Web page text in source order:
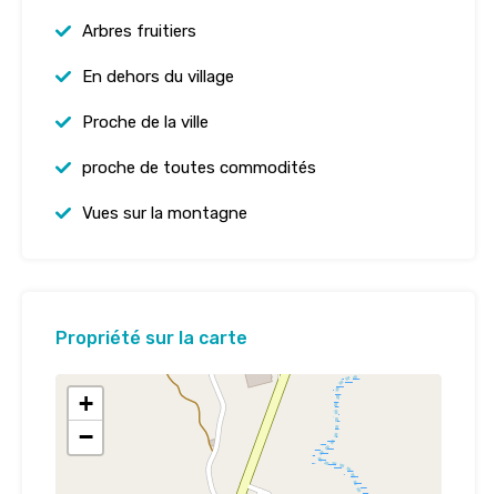
Arbres fruitiers
En dehors du village
Proche de la ville
proche de toutes commodités
Vues sur la montagne
Propriété sur la carte
+
−